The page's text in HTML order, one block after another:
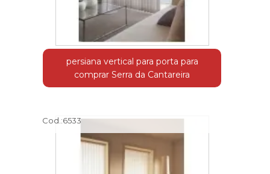
persiana vertical para porta para
comprar Serra da Cantareira
Cod.:6533